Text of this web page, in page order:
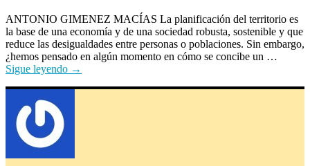
ANTONIO GIMENEZ MACÍAS La planificación del territorio es
la base de una economía y de una sociedad robusta, sostenible y que
reduce las desigualdades entre personas o poblaciones. Sin embargo,
¿hemos pensado en algún momento en cómo se concibe un …
Sigue leyendo →